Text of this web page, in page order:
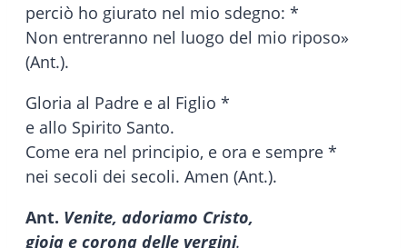
perciò ho giurato nel mio sdegno: *
Non entreranno nel luogo del mio riposo»
(Ant.).
Gloria al Padre e al Figlio *
e allo Spirito Santo.
Come era nel principio, e ora e sempre *
nei secoli dei secoli. Amen (Ant.).
Ant. Venite, adoriamo Cristo,
gioia e corona delle vergini.